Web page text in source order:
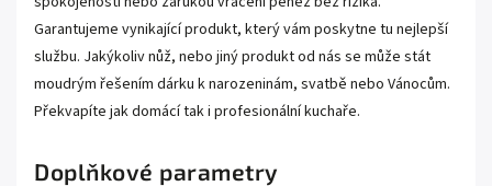
Garantujeme vynikající produkt, který vám poskytne tu nejlepší
službu. Jakýkoliv nůž, nebo jiný produkt od nás se může stát
moudrým řešením dárku k narozeninám, svatbě nebo Vánocům.
Překvapíte jak domácí tak i profesionální kuchaře.
Doplňkové parametry